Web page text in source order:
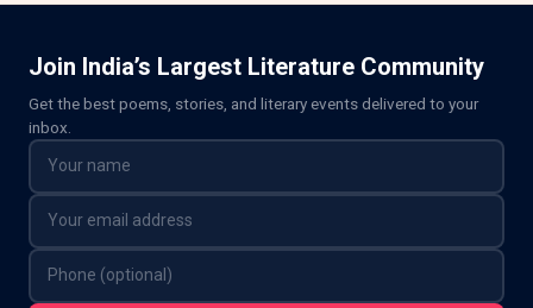
Join India’s Largest Literature Community
Get the best poems, stories, and literary events delivered to your
inbox.